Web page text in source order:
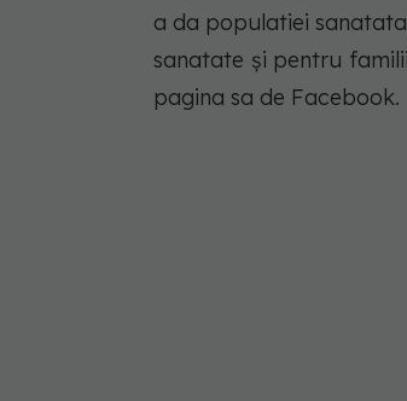
a da populatiei
sanatate și pentru
pagina sa de Facebook.